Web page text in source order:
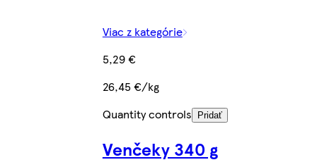
Viac z kategórie
5,29 €
26,45 €/kg
Quantity controls
Pridať
Venčeky 340 g